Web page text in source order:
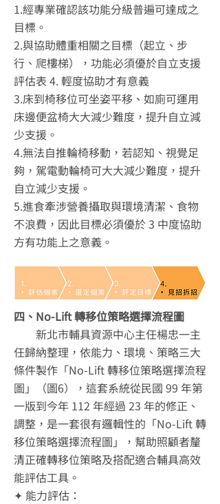
1.經專業確認該功能分級普遍可達成之
目標。
2.與協助體重相關之目標（起立、步
行、爬樓梯），功能必須優於自立支援
評估表 4. 輕度協助才有意義
3.床到椅移位可坐姿平移、如廁可運用
床邊便盆椅大大減少難度，提升自立減
少支援。
4.無法自推輪椅移動，若認知、視覺足
夠，駕電動輪椅可大大減少難度，提升
自立減少支援。
5.進食牽涉營養攝取與環境清潔、食物
不浪費，因此目標必須優於 3 中度協助
方有功能上之意義。
四、No-Lift 轉移位策略選擇流程圖
新北市輔具資源中心主任楊忠一主
任歸納整理，依能力、環境、策略三大
條件製作「No-Lift 轉移位策略選擇流程
圖」（圖6），這套系統從民國 99 年第
一版到今年 112 年經過 23 年的修正、
調整，是一套很有邏輯性的「No-Lift 轉
移位策略選擇流程圖」，幫助照顧者釐
清正確轉移位策略及搭配適合輔具高效
能評估工具。
✦ 能力評估：